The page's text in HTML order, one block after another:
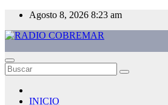
Saltar
contenido
Agosto 8, 2026 8:23 am
INICIO